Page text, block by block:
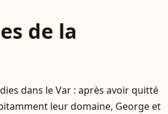
de la
dans le Var : après avoir quitté
leur domaine, George et